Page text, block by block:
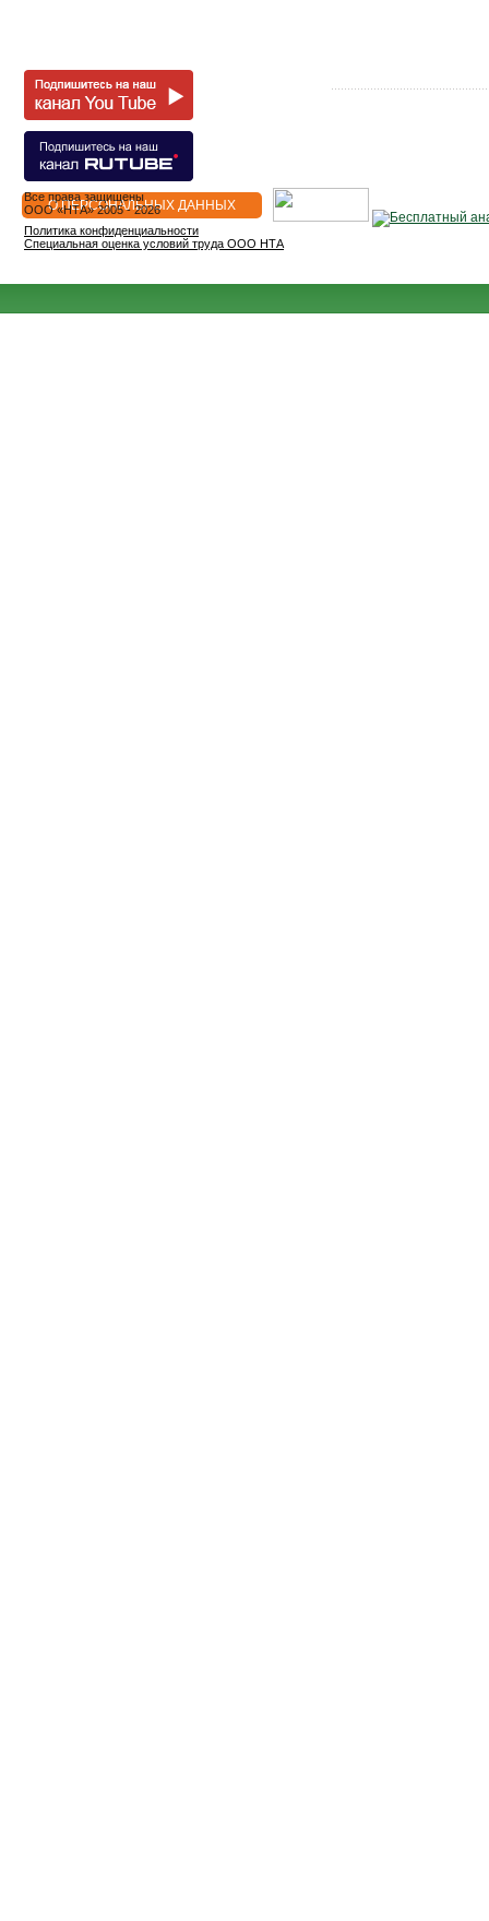
О ПЕРСОНАЛЬНЫХ ДАННЫХ
Все права защищены
OOO «НТА» 2005 - 2026
Политика конфиденциальности
Специальная оценка условий труда ООО НТА